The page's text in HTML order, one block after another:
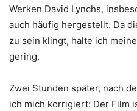
Werken David Lynchs,
auch häufig hergestellt. Da
zu sein klingt, halte ich
gering.
Zwei Stunden später, nach
ich mich korrigiert: Der Film